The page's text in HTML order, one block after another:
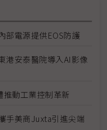
部電源提供EOS防護
港安泰醫院導入AI影像
動工業控制革新
手美商Juxta引進尖端